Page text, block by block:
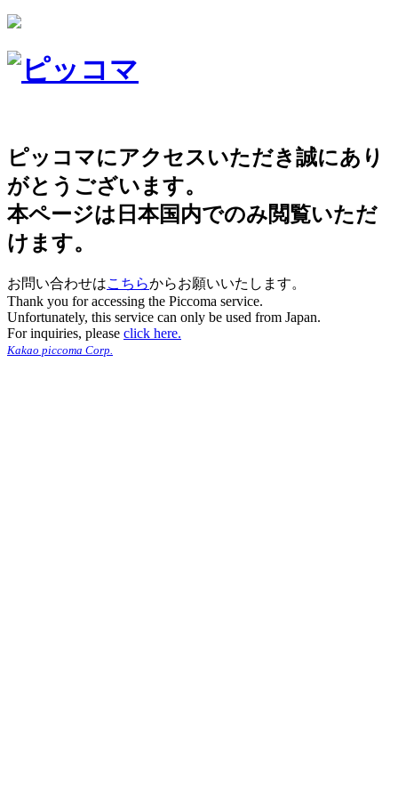
ピッコマにアクセスいただき誠にあり
がとうございます。
本ページは日本国内でのみ閲覧いただ
けます。
お問い合わせはこちらからお願いいたします。
Thank you for accessing the Piccoma service.
Unfortunately, this service can only be used from Japan.
For inquiries, please click here.
Kakao piccoma Corp.